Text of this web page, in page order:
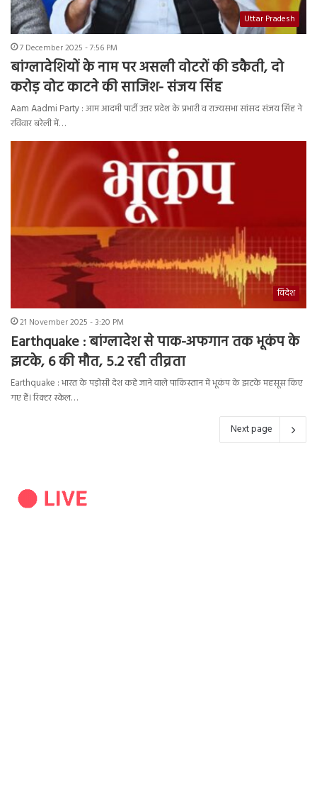
Uttar Pradesh
7 December 2025 - 7:56 PM
बांग्लादेशियों के नाम पर असली वोटरों की डकैती, दो
करोड़ वोट काटने की साजिश- संजय सिंह
Aam Aadmi Party : आम आदमी पार्टी उत्तर प्रदेश के प्रभारी व राज्यसभा सांसद संजय सिंह ने
रविवार बरेली में…
विदेश
21 November 2025 - 3:20 PM
Earthquake : बांग्लादेश से पाक-अफगान तक भूकंप के
झटके, 6 की मौत, 5.2 रही तीव्रता
Earthquake : भारत के पड़ोसी देश कहे जाने वाले पाकिस्तान में भूकंप के झटके महसूस किए
गए हैं। रिक्टर स्केल…
Next page